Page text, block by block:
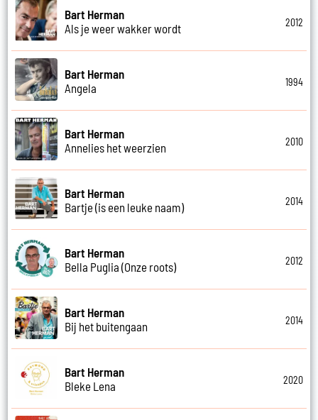
Bart Herman
Als je weer wakker wordt
2012
Bart Herman
Angela
1994
Bart Herman
Annelies het weerzien
2010
Bart Herman
Bartje (is een leuke naam)
2014
Bart Herman
Bella Puglia (Onze roots)
2012
Bart Herman
Bij het buitengaan
2014
Bart Herman
Bleke Lena
2020